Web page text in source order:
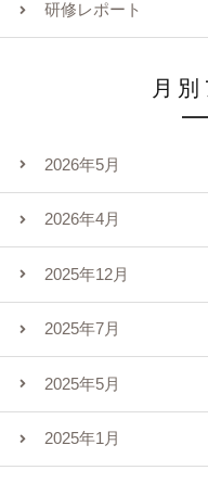
研修レポート
月
2026年5月
2026年4月
2025年12月
2025年7月
2025年5月
2025年1月